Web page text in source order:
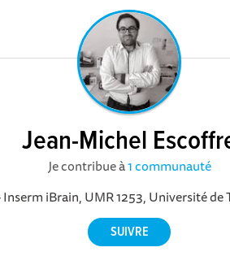
Jean-Michel
Je contribue à1 communauté
Inserm iBrain, UMR 1253, Université de